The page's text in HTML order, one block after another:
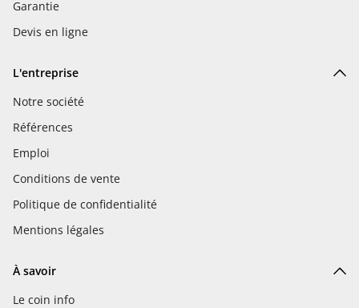
Garantie
Devis en ligne
L'entreprise
Notre société
Références
Emploi
Conditions de vente
Politique de confidentialité
Mentions légales
À savoir
Le coin info